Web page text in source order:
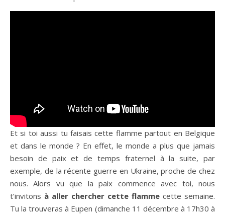
Et si toi aussi tu faisais cette flamme partout en Belgique
et dans le monde ? En effet, le monde a plus que jamais
besoin de paix et de temps fraternel à la suite, par
exemple, de la récente guerre en Ukraine, proche de chez
nous. Alors vu que la paix commence avec toi, nous
t’invitons à aller chercher cette flamme cette semaine.
Tu la trouveras à Eupen (dimanche 11 décembre à 17h30 à